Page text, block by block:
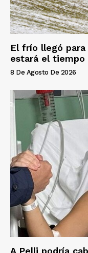
El frío llegó para
estará el tiempo
8 De Agosto De 2026
A Pelli podría